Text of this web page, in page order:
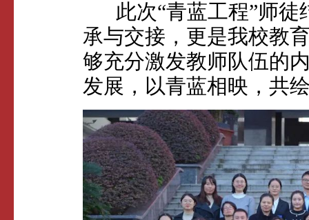
此次“青蓝工程”师徒
承与交接，更是我校教
够充分激发教师队伍的
发展，以青蓝相映，共